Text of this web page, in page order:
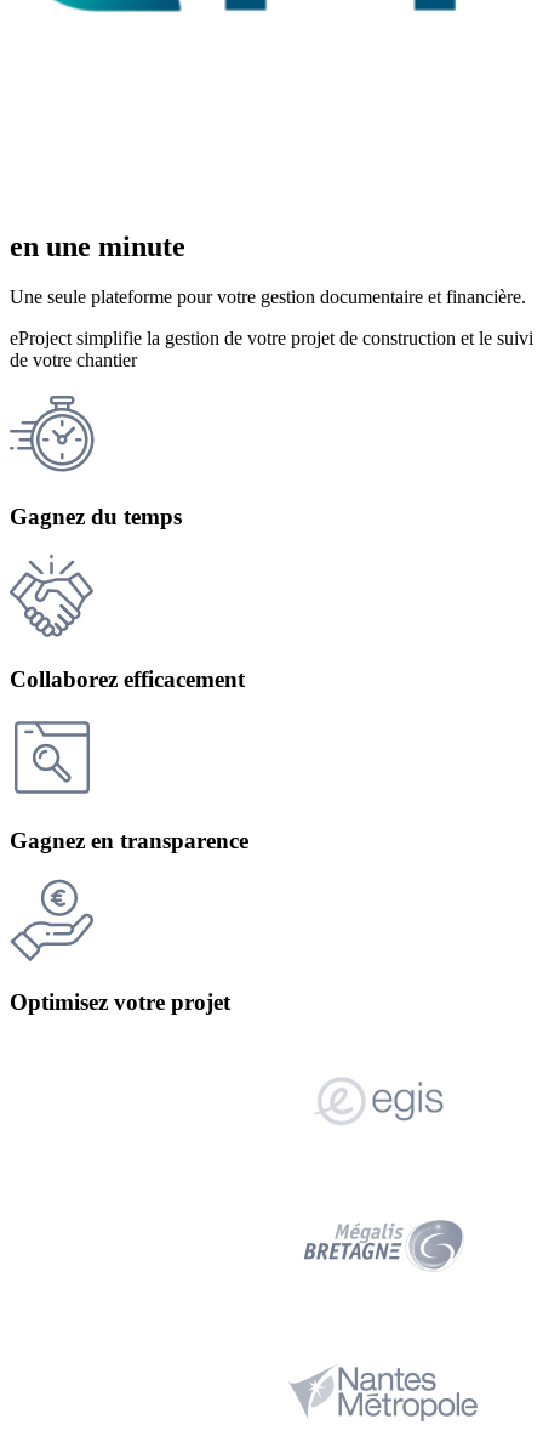
en une minute
Une seule plateforme pour votre gestion documentaire et financière.
eProject simplifie la gestion de votre projet de construction et le suivi
de votre chantier
Gagnez du temps
Collaborez efficacement
Gagnez en transparence
Optimisez votre projet